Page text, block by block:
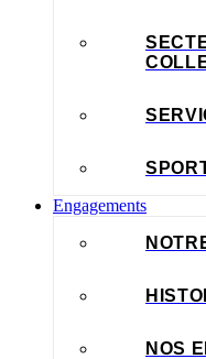
Engagements
NOS